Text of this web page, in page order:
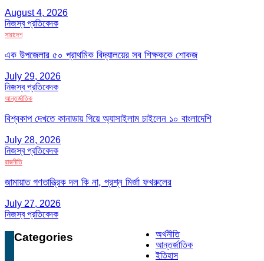
August 4, 2026
নিজস্ব প্রতিবেদক
সারাদেশ
এক উপজেলার ৫০ প্রাথমিক বিদ্যালয়ের সব শিক্ষককে শোকজ
July 29, 2026
নিজস্ব প্রতিবেদক
আন্তর্জাতিক
বিশ্বকাপ দেখতে কানাডায় গিয়ে অ্যাসাইলাম চাইলেন ১০ বাংলাদেশি
July 28, 2026
নিজস্ব প্রতিবেদক
রাজনীতি
জামায়াত গণতান্ত্রিক দল কি না, প্রশ্ন মির্জা ফখরুলের
July 27, 2026
নিজস্ব প্রতিবেদক
Categories
অর্থনীতি
আন্তর্জাতিক
ইতিহাস